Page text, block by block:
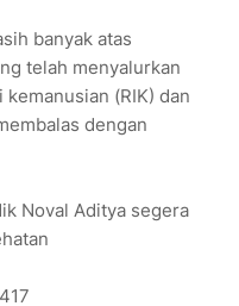
banyak atas
telah menyalurkan
(RIK) dan
dengan
Noval Aditya segera